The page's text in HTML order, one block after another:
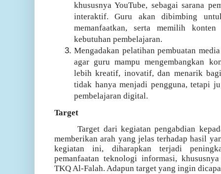
khususnya YouTube, sebagai sarana
interaktif. Guru akan dibimbing
memanfaatkan, serta memilih
kebutuhan pembelajaran.
Mengadakan pelatihan pembuatan
agar guru mampu mengembangkan
lebih kreatif, inovatif, dan menarik
tidak hanya menjadi pengguna, tetapi
pembelajaran digital.
Target
Target dari kegiatan pengabdian
memberikan arah yang jelas terhadap hasil
kegiatan ini, diharapkan terjadi
pemanfaatan teknologi informasi,
TKQ Al-Falah. Adapun target yang ingin